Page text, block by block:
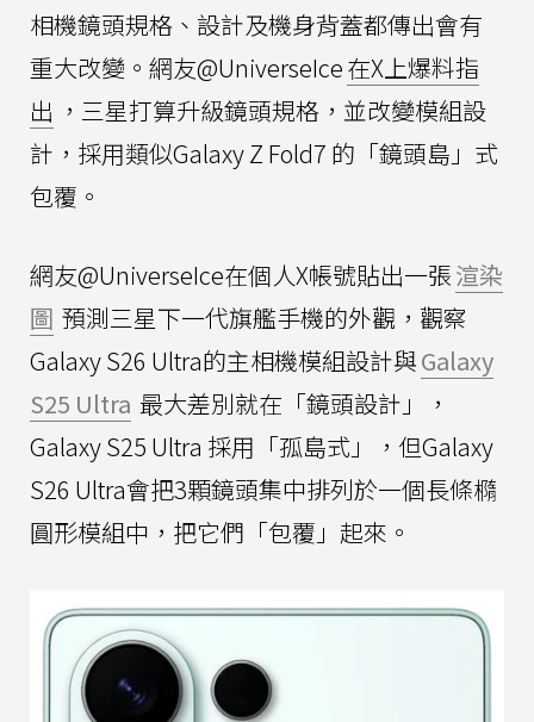
相機鏡頭規格、設計及機身背蓋都傳出會有
重大改變。網友@UniverseIce在X上爆料指
出 ，三星打算升級鏡頭規格，並改變模組設
計，採用類似Galaxy Z Fold7 的「鏡頭島」式
包覆。
網友@UniverseIce在個人X帳號貼出一張渲染
圖 預測三星下一代旗艦手機的外觀，觀察
Galaxy S26 Ultra的主相機模組設計與Galaxy
S25 Ultra 最大差別就在「鏡頭設計」，
Galaxy S25 Ultra 採用「孤島式」，但Galaxy
S26 Ultra會把3顆鏡頭集中排列於一個長條橢
圓形模組中，把它們「包覆」起來。